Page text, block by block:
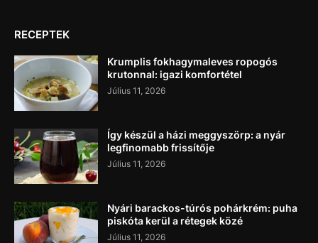
RECEPTEK
Krumplis fokhagymaleves ropogós
krutonnal: igazi komfortétel
Július 11, 2026
Így készül a házi meggyszörp: a nyár
legfinomabb frissítője
Július 11, 2026
Nyári barackos-túrós pohárkrém: puha
piskóta kerül a rétegek közé
Július 11, 2026